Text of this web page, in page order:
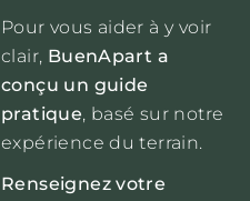
Pour vous aider à y voir
clair, BuenApart a
conçu un guide
pratique, basé sur notre
expérience du terrain.
Renseignez votre